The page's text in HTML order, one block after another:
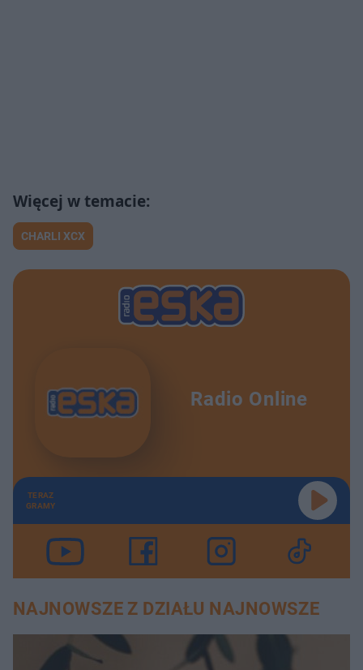
CHARLI XCX
Radio Online
TERAZ
GRAMY
NAJNOWSZE Z DZIAŁU NAJNOWSZE